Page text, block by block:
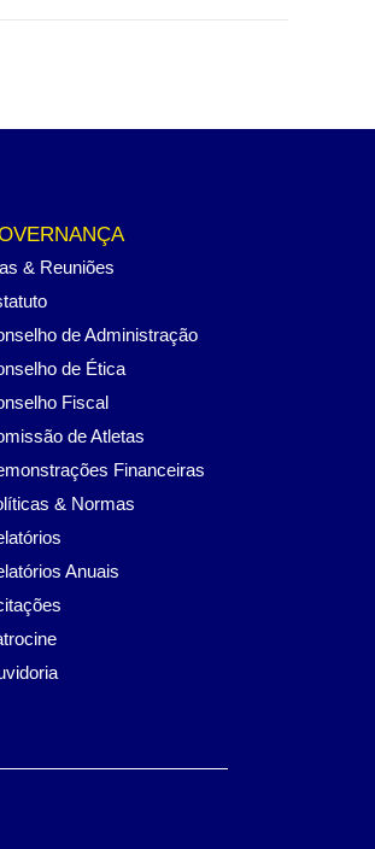
& Reuniões
de Administração
de Ética
Fiscal
de Atletas
Financeiras
& Normas
Anuais